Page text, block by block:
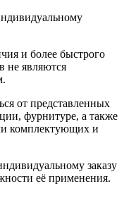
и более быстрого
не являются
от представленных
фурнитуре, а также
комплектующих и
заказу
её применения.